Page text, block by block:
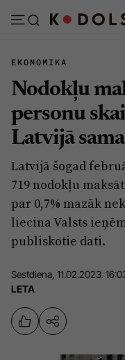
Abonēt
Ziņas
Politika
Pašvaldības
Izglītība
Veselība
Ģimene
Sports
EKONOMIKA
Nodokļu
personu
Latvijā
Latvijā šogad
719 nodokļu
par 0,7% mazāk
liecina Valsts
publiskotie dati.
Sestdiena, 11.02.2023.
LETA